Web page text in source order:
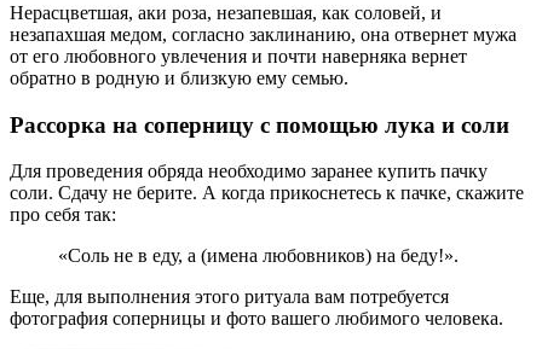
Нерасцветшая, аки роза, незапевшая, как соловей, и
незапахшая медом, согласно заклинанию, она отвернет мужа
от его любовного увлечения и почти наверняка вернет
обратно в родную и близкую ему семью.
Рассорка на соперницу с помощью лука и соли
Для проведения обряда необходимо заранее купить пачку
соли. Сдачу не берите. А когда прикоснетесь к пачке, скажите
про себя так:
«Соль не в еду, а (имена любовников) на беду!».
Еще, для выполнения этого ритуала вам потребуется
фотография соперницы и фото вашего любимого человека.